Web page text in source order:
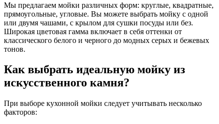
Мы предлагаем мойки различных форм: круглые, квадратные,
прямоугольные, угловые. Вы можете выбрать мойку с одной
или двумя чашами, с крылом для сушки посуды или без.
Широкая цветовая гамма включает в себя оттенки от
классического белого и черного до модных серых и бежевых
тонов.
Как выбрать идеальную мойку из
искусственного камня?
При выборе кухонной мойки следует учитывать несколько
факторов: